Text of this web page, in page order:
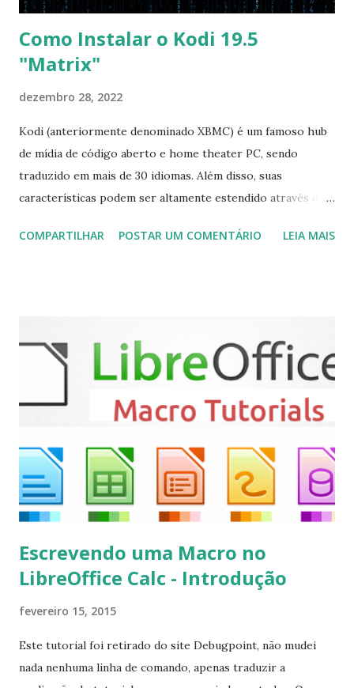
Como Instalar o Kodi 19.5
"Matrix"
dezembro 28, 2022
Kodi (anteriormente denominado XBMC) é um famoso hub
de mídia de código aberto e home theater PC, sendo
traduzido em mais de 30 idiomas. Além disso, suas
características podem ser altamente estendido através de
(personal video recorder). A versão final do Kodi 19.5
sudo apt-get install kodi Use o comando a seguir para
instalar codecs de áudio e outros complementos,
executando: $ sudo apt-get install --install-suggests
kodi Para remover, execute: $ sudo apt-get remove
COMPARTILHAR POSTAR UM COMENTÁRIO LEIA MAIS
Escrevendo uma Macro no
LibreOffice Calc - Introdução
fevereiro 15, 2015
Este tutorial foi retirado do site Debugpoint, não mudei
nada nenhuma linha de comando, apenas traduzir a